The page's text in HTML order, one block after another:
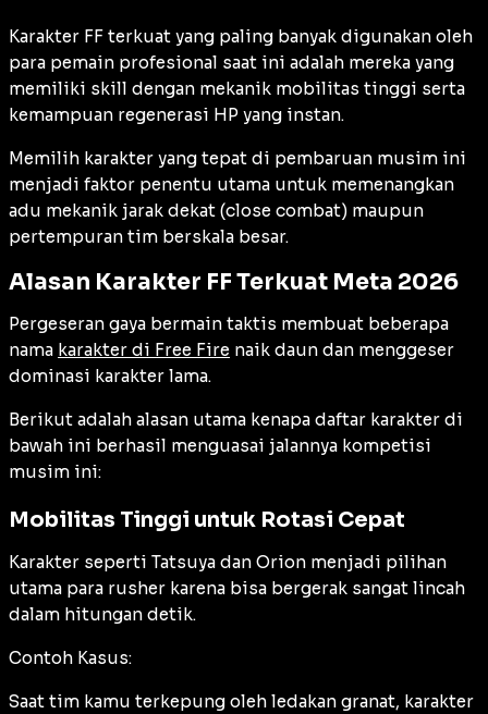
Karakter FF terkuat yang paling banyak digunakan oleh
para pemain profesional saat ini adalah mereka yang
memiliki skill dengan mekanik mobilitas tinggi serta
kemampuan regenerasi HP yang instan.
Memilih karakter yang tepat di pembaruan musim ini
menjadi faktor penentu utama untuk memenangkan
adu mekanik jarak dekat (close combat) maupun
pertempuran tim berskala besar.
Alasan Karakter FF Terkuat Meta 2026
Pergeseran gaya bermain taktis membuat beberapa
nama karakter di Free Fire naik daun dan menggeser
dominasi karakter lama.
Berikut adalah alasan utama kenapa daftar karakter di
bawah ini berhasil menguasai jalannya kompetisi
musim ini:
Mobilitas Tinggi untuk Rotasi Cepat
Karakter seperti Tatsuya dan Orion menjadi pilihan
utama para rusher karena bisa bergerak sangat lincah
dalam hitungan detik.
Contoh Kasus:
Saat tim kamu terkepung oleh ledakan granat, karakter